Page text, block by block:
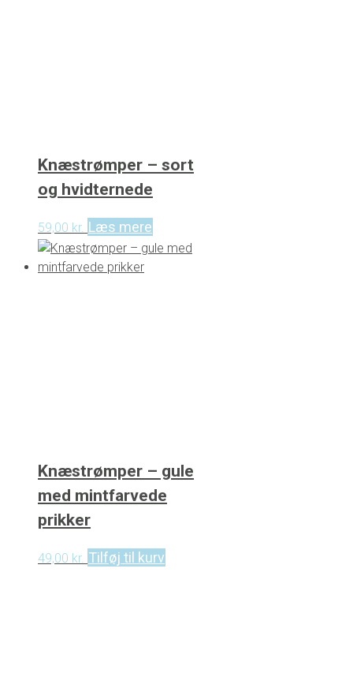
Knæstrømper – sort
og hvidternede
59,00 kr. Læs mere
Knæstrømper – gule
med mintfarvede
prikker
49,00 kr. Tilføj til kurv